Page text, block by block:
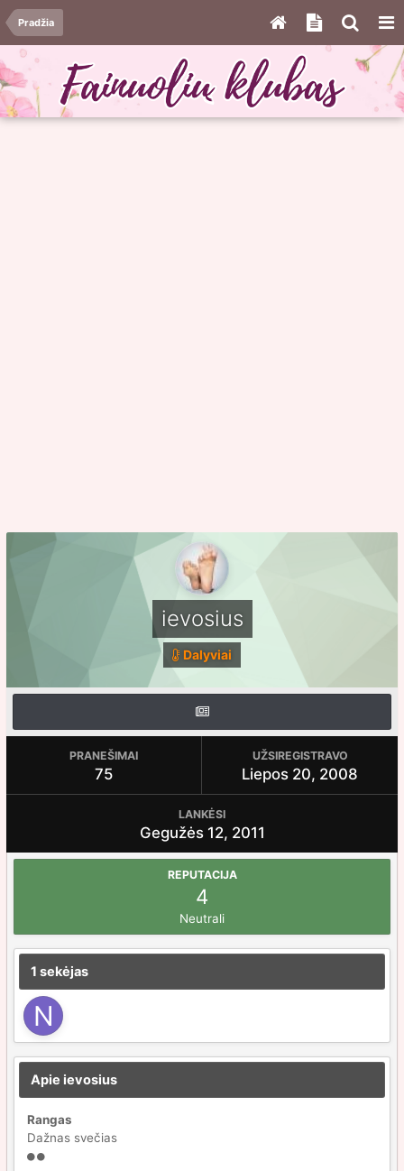
Pradžia
ievosius
Dalyviai
PRANEŠIMAI
75
UŽSIREGISTRAVO
Liepos 20, 2008
LANKĖSI
Gegužės 12, 2011
REPUTACIJA
4
Neutrali
1 sekėjas
Apie ievosius
Rangas
Dažnas svečias